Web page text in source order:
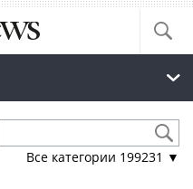
Все категории 199231 ▼